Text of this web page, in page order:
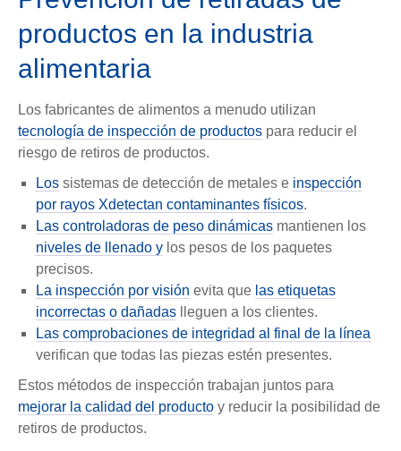
productos en la industria
alimentaria
Los fabricantes de alimentos a menudo utilizan
tecnología de inspección de productos para reducir el
riesgo de retiros de productos.
Los sistemas de detección de metales e inspección
por rayos Xdetectan contaminantes físicos.
Las controladoras de peso dinámicas mantienen los
niveles de llenado y los pesos de los paquetes
precisos.
La inspección por visión evita que las etiquetas
incorrectas o dañadas lleguen a los clientes.
Las comprobaciones de integridad al final de la línea
verifican que todas las piezas estén presentes.
Estos métodos de inspección trabajan juntos para
mejorar la calidad del producto y reducir la posibilidad de
retiros de productos.